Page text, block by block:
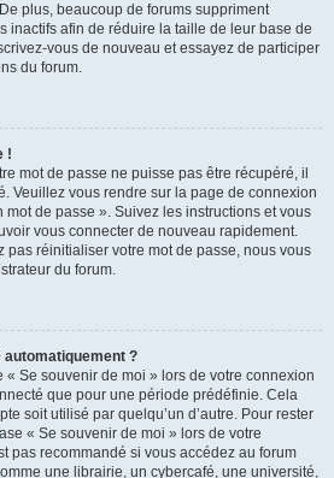
plus, beaucoup de forums suppriment
inactifs afin de réduire la taille de leur base de
vous de nouveau et essayez de participer
du forum.
!
mot de passe ne puisse pas être récupéré, il
Veuillez vous rendre sur la page de connexion
mot de passe ». Suivez les instructions et vous
vous connecter de nouveau rapidement.
pas réinitialiser votre mot de passe, nous vous
du forum.
automatiquement ?
« Se souvenir de moi » lors de votre connexion
que pour une période prédéfinie. Cela
soit utilisé par quelqu’un d’autre. Pour rester
« Se souvenir de moi » lors de votre
pas recommandé si vous accédez au forum
une librairie, un cybercafé, une université,